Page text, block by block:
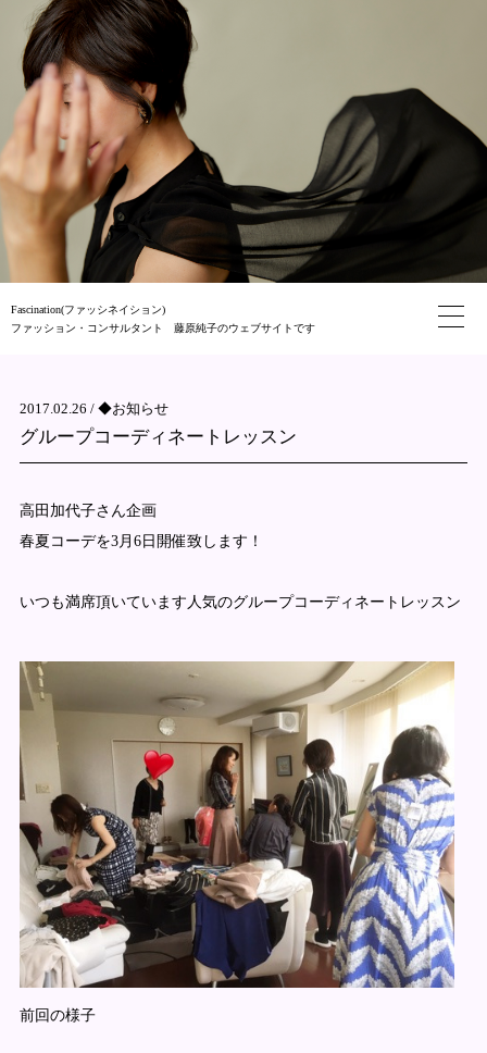
Fascination(ファッシネイション)
ファッション・コンサルタント 藤原純子のウェブサイトです
2017.02.26 / ◆お知らせ
グループコーディネートレッスン
高田加代子さん企画
春夏コーデを3月6日開催致します！
いつも満席頂いています人気のグループコーディネートレッスン
前回の様子